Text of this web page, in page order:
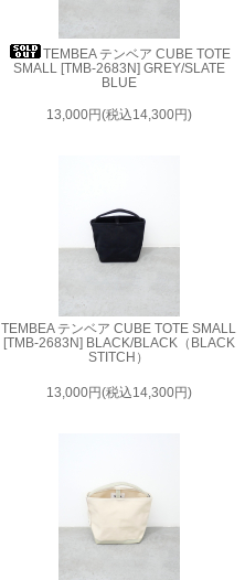
TEMBEA テンベア CUBE TOTE
SMALL [TMB-2683N] GREY/SLATE
BLUE
13,000円(税込14,300円)
TEMBEA テンベア CUBE TOTE SMALL
[TMB-2683N] BLACK/BLACK（BLACK
STITCH）
13,000円(税込14,300円)